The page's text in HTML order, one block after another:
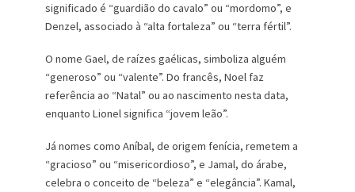
significado é “guardião do cavalo” ou “mordomo”, e
Denzel, associado à “alta fortaleza” ou “terra fértil”.
O nome Gael, de raízes gaélicas, simboliza alguém
“generoso” ou “valente”. Do francês, Noel faz
referência ao “Natal” ou ao nascimento nesta data,
enquanto Lionel significa “jovem leão”.
Já nomes como Aníbal, de origem fenícia, remetem a
“gracioso” ou “misericordioso”, e Jamal, do árabe,
celebra o conceito de “beleza” e “elegância”. Kamal,